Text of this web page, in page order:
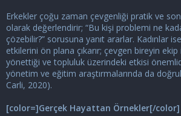
Erkekler çoğu zaman çevgenliği pratik ve
olarak değerlendirir; “Bu kişi problemi ne
çözebilir?” sorusuna yanıt ararlar. Kadınlar
etkilerini ön plana çıkarır; çevgen bireyin ekip
yönettiği ve topluluk üzerindeki etkisi
yönetim ve eğitim araştırmalarında da
Carli, 2020).
[color=]Gerçek Hayattan Örnekler[/color]